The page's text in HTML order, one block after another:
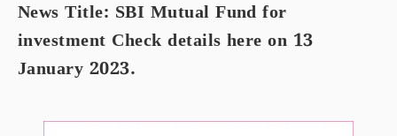
News Title: SBI Mutual Fund for
investment Check details here on 13
January 2023.